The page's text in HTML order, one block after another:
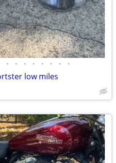
• • • • • • • •
low miles